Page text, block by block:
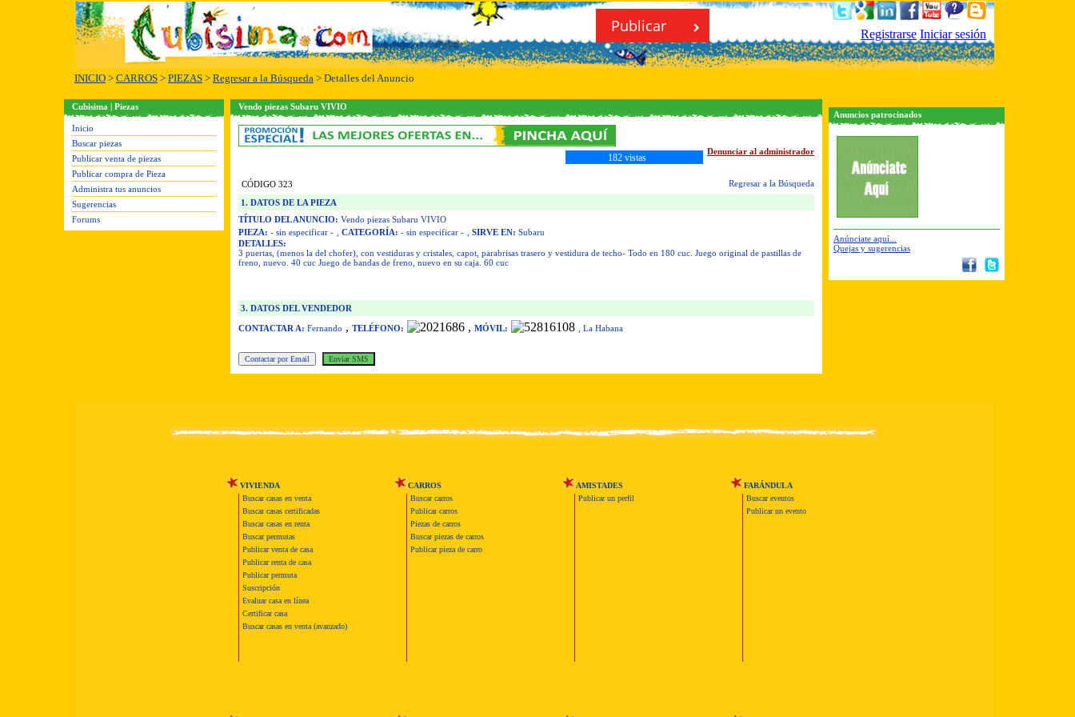
Publicar Registrarse Iniciar sesión
INICIO > CARROS > PIEZAS > Regresar a la Búsqueda > Detalles del Anuncio
Cubisima | Piezas
Inicio
Buscar piezas
Publicar venta de piezas
Publicar compra de Pieza
Administra tus anuncios
Sugerencias
Forums
Vendo piezas Subaru VIVIO
Denunciar al administrador
182 vistas
CÓDIGO 323
Regresar a la Búsqueda
1. DATOS DE LA PIEZA
TÍTULO DEL ANUNCIO: Vendo piezas Subaru VIVIO
PIEZA: - sin especificar - CATEGORÍA: - sin especificar - SIRVE EN: Subaru
DETALLES:
3 puertas, (menos la del chofer), con vestiduras y cristales, capot, parabrisas trasero y vestidura de techo- Todo en 180 cuc. Juego original de pastillas de
freno, nuevo. 40 cuc Juego de bandas de freno, nuevo en su caja. 60 cuc
3. DATOS DEL VENDEDOR
CONTACTAR A: Fernando , TELÉFONO: , MÓVIL: , La Habana
Anuncios patrocinados
Anúnciate aquí...
Quejas y sugerencias
VIVIENDA
Buscar casas en venta
Buscar casas certificadas
Buscar casas en renta
Buscar permutas
Publicar venta de casa
Publicar renta de casa
Publicar permuta
Suscripción
Evaluar casa en línea
Certificar casa
Buscar casas en venta (avanzado)
CARROS
Buscar carros
Publicar carros
Piezas de carros
Buscar piezas de carros
Publicar pieza de carro
AMISTADES
Publicar un perfil
FARÁNDULA
Buscar eventos
Publicar un evento